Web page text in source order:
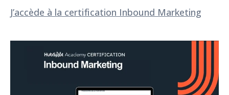
J’accède à la certification Inbound Marketing